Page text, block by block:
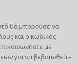
θα μπορούσε να
και ο κωδικός
με
για να βεβαιωθείτε